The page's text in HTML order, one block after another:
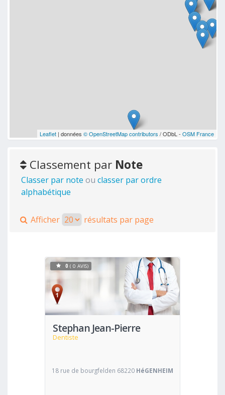
Leaflet| données © OpenStreetMap contributors / ODbL - OSM France
Classement par Note
Classer par note ou classer par ordre
alphabétique
Afficher résultats par page
Stephan Jean-Pierre
Dentiste
Voir
0 ( 0 AVIS)
18 rue de bourgfelden 68220 HéGENHEIM